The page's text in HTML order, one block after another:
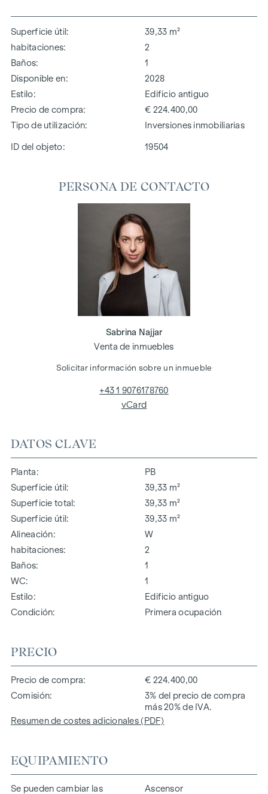
Superficie útil
39,33 m²
habitaciones
2
Baños
1
Disponible en
2028
Estilo
Edificio antiguo
Precio de compra
€ 224.400,00
Tipo de utilización
Inversiones inmobiliarias
ID del objeto: 19504
DATOS CLAVE
Planta
PB
Superficie útil
39,33 m²
Superficie total
39,33 m²
Superficie útil
39,33 m²
Alineación
W
habitaciones
2
Baños
1
WC
1
Estilo
Edificio antiguo
Condición
Primera ocupación
PRECIO
Precio de compra
€ 224.400,00
Comisión
3% del precio de compra
más 20% de IVA.
Resumen de costes adicionales (PDF)
EQUIPAMIENTO
Se pueden cambiar las
Ascensor
PERSONA DE CONTACTO
Sabrina Najjar
Venta de inmuebles
Solicitar información sobre un inmueble
+43 1 9076178760
vCard